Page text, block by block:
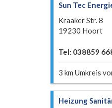
Sun Tec
Kraaker Str. 8
19230 Hoort
Tel: 038859
3 km Umkreis
Heizung